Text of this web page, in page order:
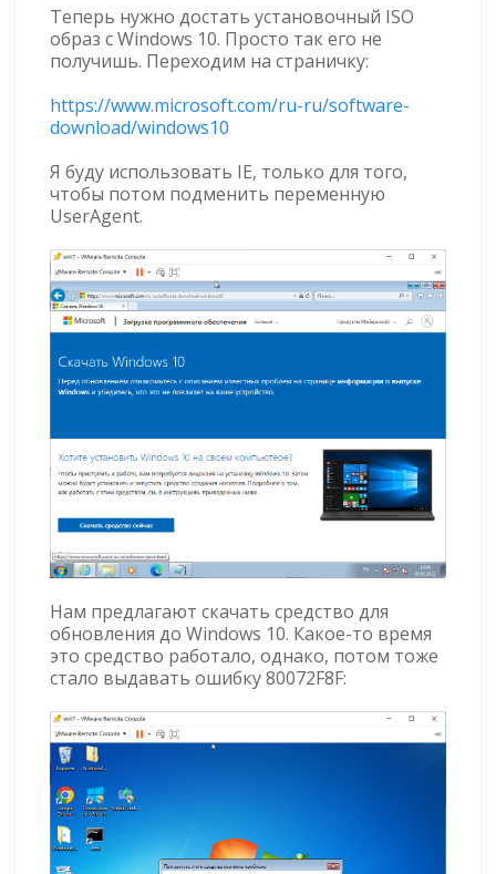
Теперь нужно достать установочный ISO
образ с Windows 10. Просто так его не
получишь. Переходим на страничку:
https://www.microsoft.com/ru-ru/software-
download/windows10
Я буду использовать IE, только для того,
чтобы потом подменить переменную
UserAgent.
Нам предлагают скачать средство для
обновления до Windows 10. Какое-то время
это средство работало, однако, потом тоже
стало выдавать ошибку 80072F8F: